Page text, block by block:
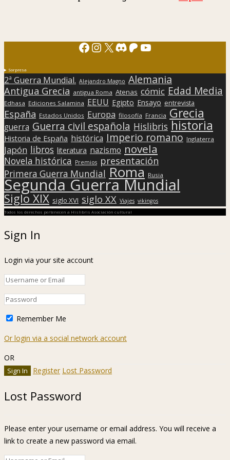
Facebook
Instagram
X Discord
Patreon
YouTube
Sorpresa
2ª Guerra Mundial. Alejandro Magno Alemania
Antigua Grecia antigua Roma Atenas cómic Edad Media
Edhasa Ediciones Salamina EEUU Egipto Ensayo entrevista
España Estados Unidos Europa filosofía Francia Grecia
guerra Guerra civil española Hislibris historia
Historia de España histórica Imperio romano Inglaterra
Japón libros literatura nazismo novela
Novela histórica Premios presentación
Primera Guerra Mundial Roma Rusia
Segunda Guerra Mundial
Siglo XIX siglo XVI siglo XX Viajes vikingos
Todos los derechos pertenecen a Hislibris Asociación cultural
Sign In
Login via your site account
Remember Me
Or login via a social network account
OR
Register Lost Password
Lost Password
Please enter your username or email address. You will receive a
link to create a new password via email.